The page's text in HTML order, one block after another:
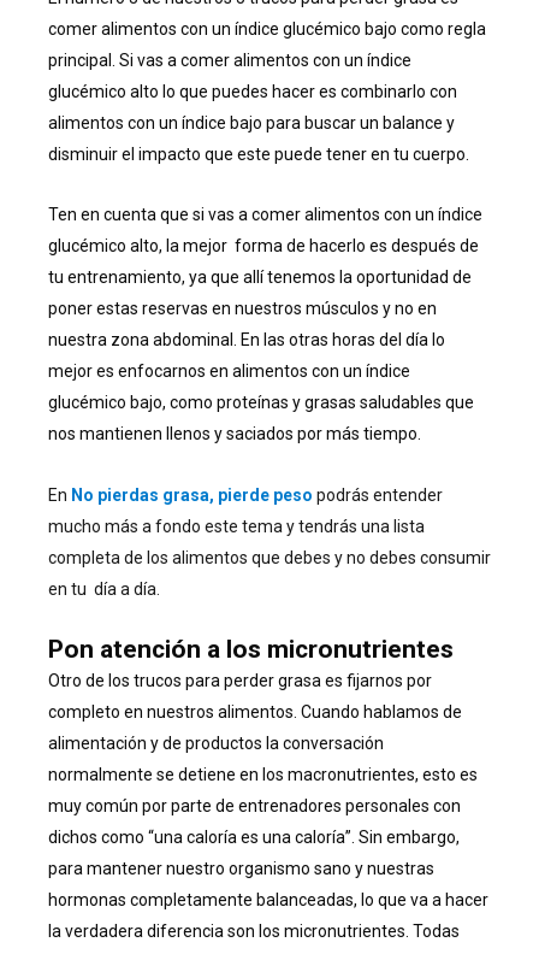
comer alimentos con un índice glucémico bajo como regla
principal. Si vas a comer alimentos con un índice
glucémico alto lo que puedes hacer es combinarlo con
alimentos con un índice bajo para buscar un balance y
disminuir el impacto que este puede tener en tu cuerpo.
Ten en cuenta que si vas a comer alimentos con un índice
glucémico alto, la mejor forma de hacerlo es después de
tu entrenamiento, ya que allí tenemos la oportunidad de
poner estas reservas en nuestros músculos y no en
nuestra zona abdominal. En las otras horas del día lo
mejor es enfocarnos en alimentos con un índice
glucémico bajo, como proteínas y grasas saludables que
nos mantienen llenos y saciados por más tiempo.
En No pierdas grasa, pierde peso podrás entender
mucho más a fondo este tema y tendrás una lista
completa de los alimentos que debes y no debes consumir
en tu día a día.
Pon atención a los micronutrientes
Otro de los trucos para perder grasa es fijarnos por
completo en nuestros alimentos. Cuando hablamos de
alimentación y de productos la conversación
normalmente se detiene en los macronutrientes, esto es
muy común por parte de entrenadores personales con
dichos como “una caloría es una caloría”. Sin embargo,
para mantener nuestro organismo sano y nuestras
hormonas completamente balanceadas, lo que va a hacer
la verdadera diferencia son los micronutrientes. Todas